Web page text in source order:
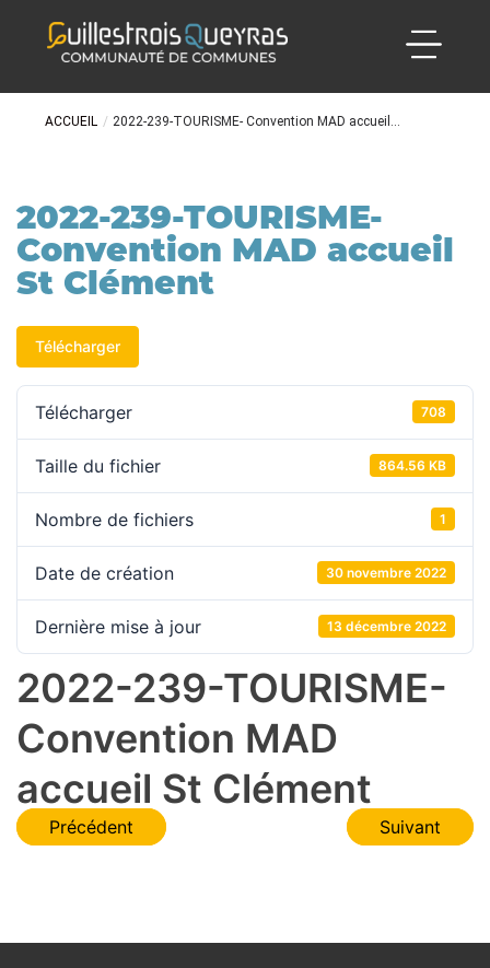
ACCUEIL / 2022-239-TOURISME- Convention MAD accueil...
2022-239-TOURISME-
Convention MAD accueil
St Clément
Télécharger
Télécharger 708
Taille du fichier 864.56 KB
Nombre de fichiers 1
Date de création 30 novembre 2022
Dernière mise à jour 13 décembre 2022
2022-239-TOURISME-
Convention MAD
accueil St Clément
Navigation
Précédent Suivant